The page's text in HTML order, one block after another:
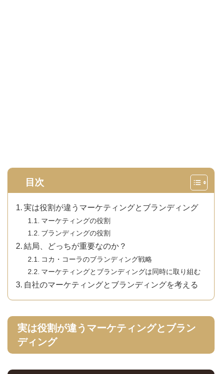
目次
実は役割が違うマーケティングとブランディング
マーケティングの役割
ブランディングの役割
結局、どっちが重要なのか？
コカ・コーラのブランディング戦略
マーケティングとブランディングは同時に取り組む
自社のマーケティングとブランディングを考える
実は役割が違うマーケティングとブラン
ディング